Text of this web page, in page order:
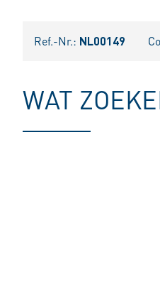
Ref.-Nr.: NL00149
WAT